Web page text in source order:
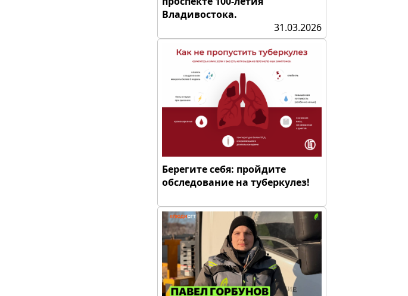
Владивостока.
31.03.2026
Берегите себя: пройдите
обследование на туберкулез!